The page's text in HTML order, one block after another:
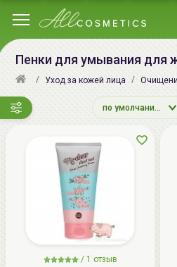
Пенки для умывания для
Уход за кожей лица
по умолчанию
/ 1 отзыв